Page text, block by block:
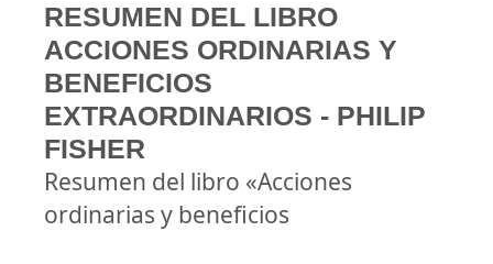
RESUMEN DEL LIBRO
ACCIONES ORDINARIAS Y
BENEFICIOS
EXTRAORDINARIOS - PHILIP
FISHER
Resumen del libro «Acciones
ordinarias y beneficios